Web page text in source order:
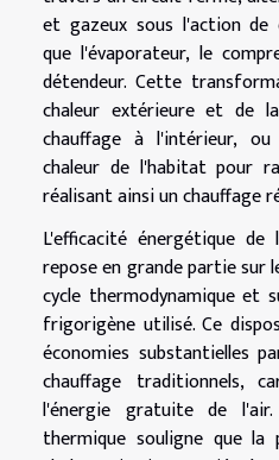
et gazeux sous l'action
que l'évaporateur, le
détendeur. Cette
chaleur extérieure et de
chauffage à l'intérieur,
chaleur de l'habitat pour
réalisant ainsi un chauffage
L'efficacité énergétique
repose en grande partie sur
cycle thermodynamique et
frigorigène utilisé. Ce
économies substantielles
chauffage traditionnels,
l'énergie gratuite de
thermique souligne que la